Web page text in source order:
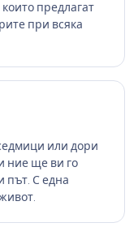
предлагат
при всяка
или дори
ние ще ви го
път. С една